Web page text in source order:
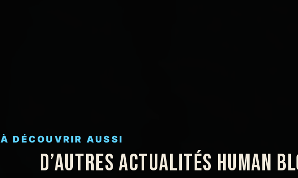
À DÉCOUVRIR AUSSI
D’AUTRES ACTUALITÉS HUMAN